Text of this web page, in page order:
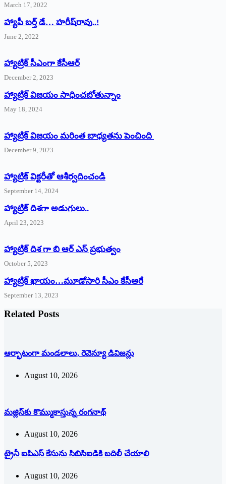
March 17, 2022
హ్యాపీ బర్త్ ‌డే… హరీష్‌రావు..!
June 2, 2022
హ్యాట్రిక్‌ ‌సీఎంగా కేసీఆర్‌
December 2, 2023
హ్యాట్రిక్‌ విజయం సాధించబోతున్నాం
May 18, 2024
హ్యాట్రిక్ విజయం మరింత బాధ్యతను పెంచింది
December 9, 2023
హ్యాట్రిక్‌ ‌విక్టరీతో ఆశీర్వదించండి
September 14, 2024
‌హ్యాట్రిక్‌ ‌దిశగా అడుగులు..
April 23, 2023
హ్యాట్రిక్ దిశ గా బి ఆర్ ఎస్ ప్రభుత్వం
October 5, 2023
హ్యాట్రిక్‌ ‌ఖాయం…మూడోసారి సీఎం కేసీఆరే
September 13, 2023
Related Posts
ఆర్భాటంగా మండలాలు, రెవెన్యూ డివిజన్లు
August 10, 2026
మజ్లిస్‌కు కొమ్ముకాస్తున్న రంగనాథ్‌
August 10, 2026
ట్రైనీ ఐపిఎస్‌ ‌కేసును సిబిసిఐడికి బదిలీ చేయాలి
August 10, 2026